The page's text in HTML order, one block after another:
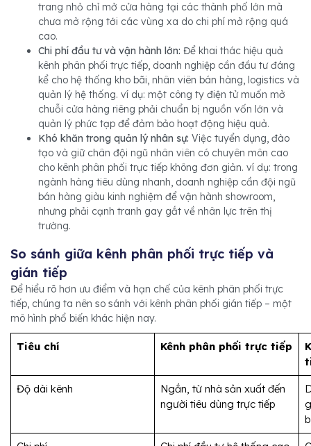
trang nhỏ chỉ mở cửa hàng tại các thành phố lớn mà
chưa mở rộng tới các vùng xa do chi phí mở rộng quá
cao.
Chi phí đầu tư và vận hành lớn: Để khai thác hiệu quả
kênh phân phối trực tiếp, doanh nghiệp cần đầu tư đáng
kể cho hệ thống kho bãi, nhân viên bán hàng, logistics và
quản lý hệ thống. ví dụ: một công ty điện tử muốn mở
chuỗi cửa hàng riêng phải chuẩn bị nguồn vốn lớn và
quản lý phức tạp để đảm bảo hoạt động hiệu quả.
Khó khăn trong quản lý nhân sự: Việc tuyển dụng, đào
tạo và giữ chân đội ngũ nhân viên có chuyên môn cao
cho kênh phân phối trực tiếp không đơn giản. ví dụ: trong
ngành hàng tiêu dùng nhanh, doanh nghiệp cần đội ngũ
bán hàng giàu kinh nghiệm để vận hành showroom,
nhưng phải cạnh tranh gay gắt về nhân lực trên thị
trường.
So sánh giữa kênh phân phối trực tiếp và
gián tiếp
Để hiểu rõ hơn ưu điểm và hạn chế của kênh phân phối trực
tiếp, chúng ta nên so sánh với kênh phân phối gián tiếp – một
mô hình phổ biến khác hiện nay.
Tiêu chí Kênh phân phối trực tiếp
Độ dài kênh
Ngắn, từ nhà sản xuất đến
người tiêu dùng trực tiếp